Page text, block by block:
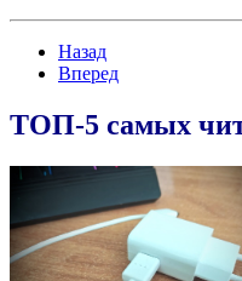
Назад
Вперед
ТОП-5 самых